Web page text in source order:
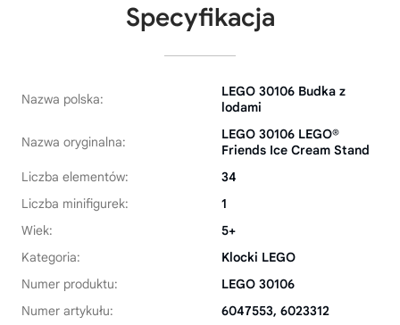
Specyfikacja
Nazwa polska:
LEGO 30106 Budka z
lodami
Nazwa oryginalna:
LEGO 30106 LEGO®
Friends Ice Cream Stand
Liczba elementów:
34
Liczba minifigurek:
1
Wiek:
5+
Kategoria:
Klocki LEGO
Numer produktu:
LEGO 30106
Numer artykułu:
6047553, 6023312